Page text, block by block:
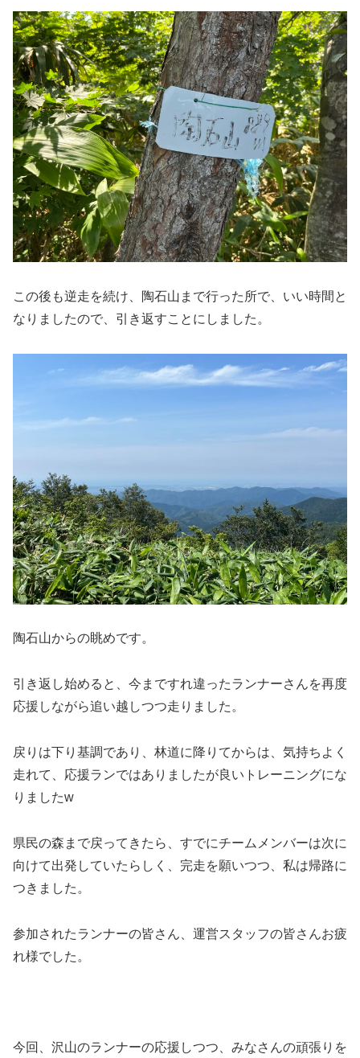
この後も逆走を続け、陶石山まで行った所で、いい時間と
なりましたので、引き返すことにしました。
陶石山からの眺めです。
引き返し始めると、今まですれ違ったランナーさんを再度
応援しながら追い越しつつ走りました。
戻りは下り基調であり、林道に降りてからは、気持ちよく
走れて、応援ランではありましたが良いトレーニングにな
りましたw
県民の森まで戻ってきたら、すでにチームメンバーは次に
向けて出発していたらしく、完走を願いつつ、私は帰路に
つきました。
参加されたランナーの皆さん、運営スタッフの皆さんお疲
れ様でした。
今回、沢山のランナーの応援しつつ、みなさんの頑張りを